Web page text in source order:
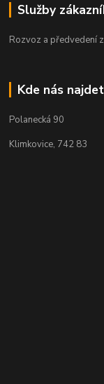
Služby
Rozvoz a předvedení
Kde nás
Polanecká 90
Klimkovice, 742 83